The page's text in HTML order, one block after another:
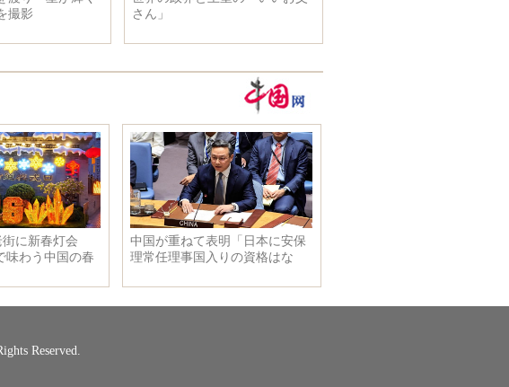
撮影
さん」
Reserved.